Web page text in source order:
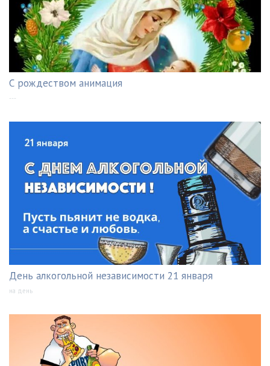
С рождеством анимация
---
День алкогольной независимости 21 января
на день